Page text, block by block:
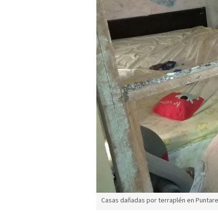
Casas dañadas por terraplén en